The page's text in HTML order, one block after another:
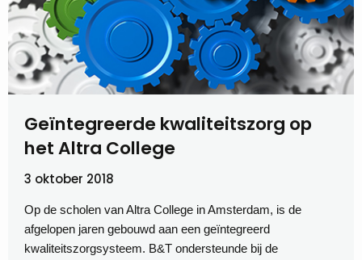
Geïntegreerde kwaliteitszorg op
het Altra College
3 oktober 2018
Op de scholen van Altra College in Amsterdam, is de
afgelopen jaren gebouwd aan een geïntegreerd
kwaliteitszorgsysteem. B&T ondersteunde bij de